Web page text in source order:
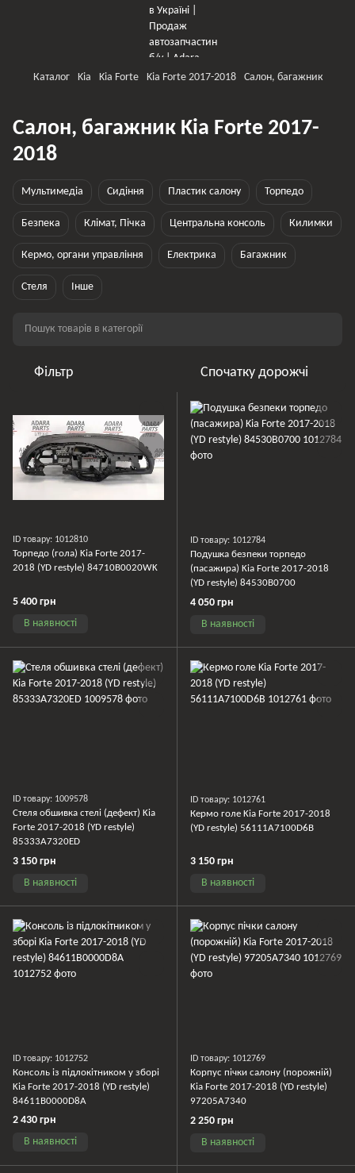
Каталог Kia Kia Forte Kia Forte 2017-2018 Салон, багажник
Салон, багажник Kia Forte 2017-
2018
Мультимедіа Сидіння Пластик салону Торпедо
Безпека Клімат, Пічка Центральна консоль Килимки
Кермо, органи управління Електрика Багажник
Стеля Інше
Фільтр Спочатку дорожчі
ID товару: 1012810
Торпедо (гола) Kia Forte 2017-
2018 (YD restyle) 84710B0020WK
5 400 грн
В наявності
ID товару: 1012784
Подушка безпеки торпедо
(пасажира) Kia Forte 2017-2018
(YD restyle) 84530B0700
4 050 грн
В наявності
ID товару: 1009578
Стеля обшивка стелі (дефект) Kia
Forte 2017-2018 (YD restyle)
85333A7320ED
3 150 грн
В наявності
ID товару: 1012761
Кермо голе Kia Forte 2017-2018
(YD restyle) 56111A7100D6B
3 150 грн
В наявності
ID товару: 1012752
Консоль із підлокітником у зборі
Kia Forte 2017-2018 (YD restyle)
84611B0000D8A
2 430 грн
В наявності
ID товару: 1012769
Корпус пічки салону (порожній)
Kia Forte 2017-2018 (YD restyle)
97205A7340
2 250 грн
В наявності